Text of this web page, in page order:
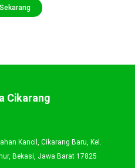
Cikarang
Kancil, Cikarang Baru, Kel.
Bekasi, Jawa Barat 17825